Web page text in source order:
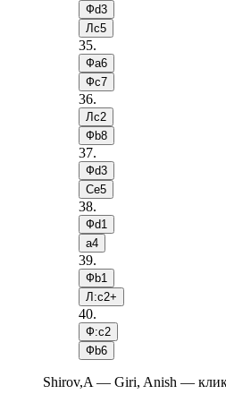
Фd3
Лc5
35.
Фa6
Фc7
36.
Лc2
Фb8
37.
Фd3
Сe5
38.
Фd1
a4
39.
Фb1
Л:c2+
40.
Ф:c2
Фb6
Shirov,A — Giri, Anish —